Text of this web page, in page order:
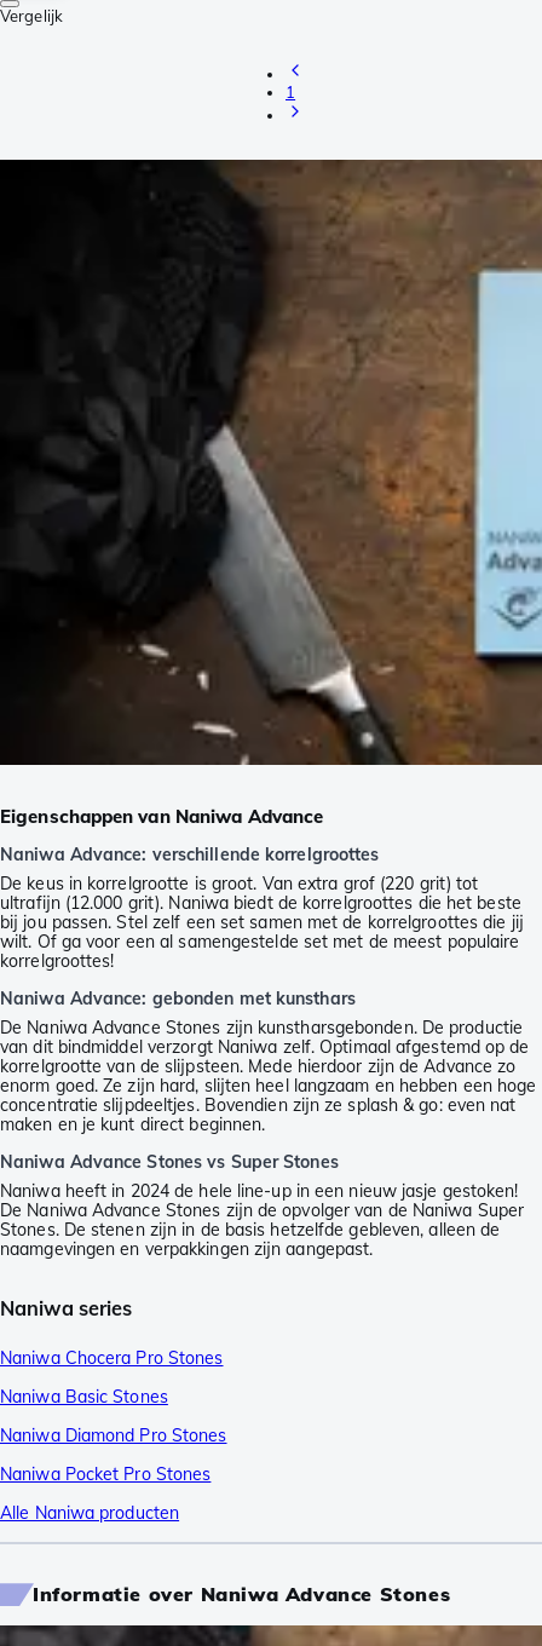
Vergelijk
1
Eigenschappen van Naniwa Advance
Naniwa Advance: verschillende korrelgroottes
De keus in korrelgrootte is groot. Van extra grof (220 grit) tot
ultrafijn (12.000 grit). Naniwa biedt de korrelgroottes die het beste
bij jou passen. Stel zelf een set samen met de korrelgroottes die jij
wilt. Of ga voor een al samengestelde set met de meest populaire
korrelgroottes!
Naniwa Advance: gebonden met kunsthars
De Naniwa Advance Stones zijn kunstharsgebonden. De productie
van dit bindmiddel verzorgt Naniwa zelf. Optimaal afgestemd op de
korrelgrootte van de slijpsteen. Mede hierdoor zijn de Advance zo
enorm goed. Ze zijn hard, slijten heel langzaam en hebben een hoge
concentratie slijpdeeltjes. Bovendien zijn ze splash & go: even nat
maken en je kunt direct beginnen.
Naniwa Advance Stones vs Super Stones
Naniwa heeft in 2024 de hele line-up in een nieuw jasje gestoken!
De Naniwa Advance Stones zijn de opvolger van de Naniwa Super
Stones. De stenen zijn in de basis hetzelfde gebleven, alleen de
naamgevingen en verpakkingen zijn aangepast.
Naniwa series
Naniwa Chocera Pro Stones
Naniwa Basic Stones
Naniwa Diamond Pro Stones
Naniwa Pocket Pro Stones
Alle Naniwa producten
Informatie over Naniwa Advance Stones